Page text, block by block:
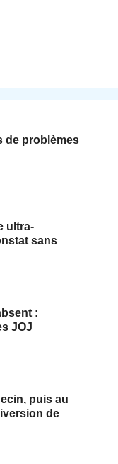
de problèmes
ultra-
sans
:
JOJ
puis au
de